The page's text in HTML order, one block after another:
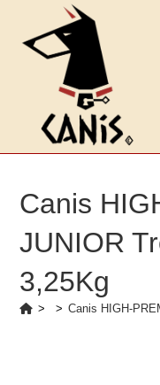
springen
Canis
JUNIOR
3,25Kg
> > Canis HIGH-